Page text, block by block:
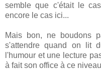
semble que c'était le
encore le cas ici...
Mais bon, ne boudons
s'attendre quand on lit
l'humour et une lecture
à fait son office à ce